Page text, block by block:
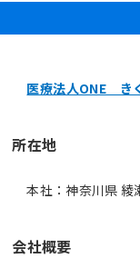
医療法人ONE き
所在地
本社：神奈川県
会社概要